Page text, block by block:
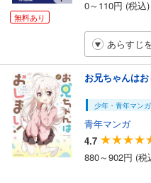
無料あり
0～110円 (税込)
あらすじ
お兄ちゃんは
少年・青年マンガ
青年マンガ
4.7
880～902円 (税